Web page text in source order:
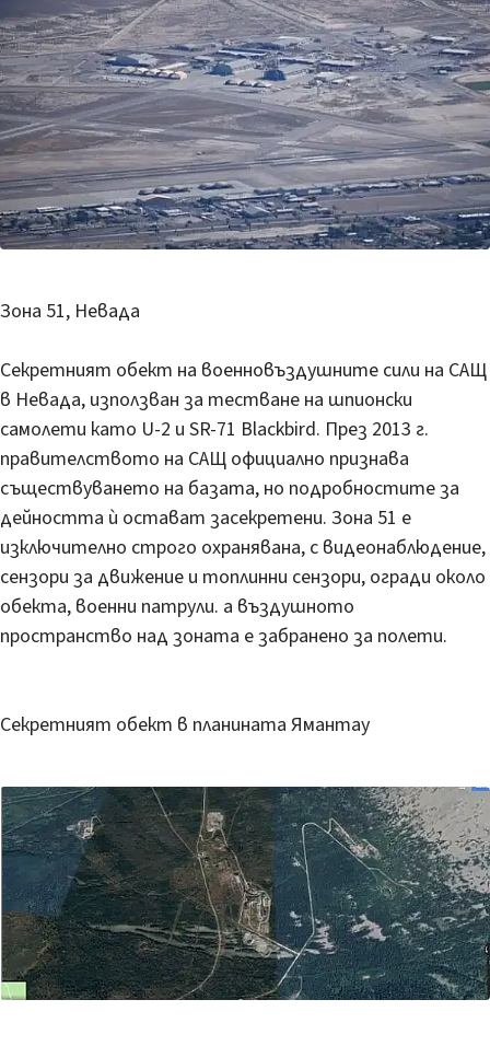
Зона 51, Невада
Секретният обект на военновъздушните сили на САЩ
в Невада, използван за тестване на шпионски
самолети като U-2 и SR-71 Blackbird. През 2013 г.
правителството на САЩ официално признава
съществуването на базата, но подробностите за
дейността ѝ остават засекретени. Зона 51 е
изключително строго охранявана, с видеонаблюдение,
сензори за движение и топлинни сензори, огради около
обекта, военни патрули. а въздушното
пространство над зоната е забранено за полети.
Секретният обект в планината Ямантау